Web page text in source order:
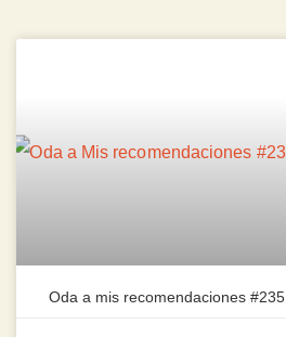
Oda a mis recomendaciones #235